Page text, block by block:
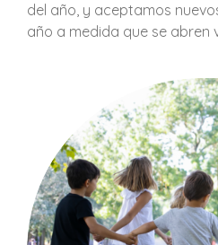
del año, y aceptamos
año a medida que se abren